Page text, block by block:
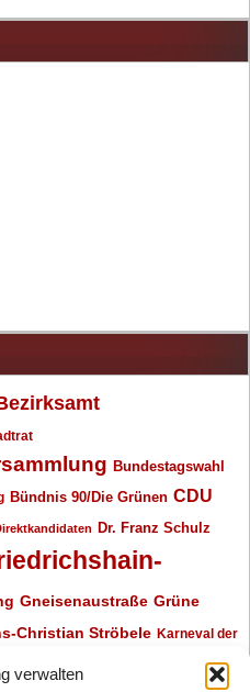
verwalten
Bundestagswahl
Bündnis 90/Die Grünen CDU
Dr. Franz Schulz
Gneisenaustraße Grüne
Christian Ströbele Karneval der